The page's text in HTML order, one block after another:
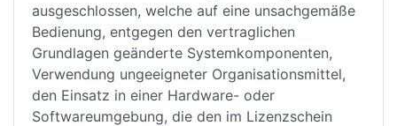
ausgeschlossen, welche auf eine unsachgemäße
Bedienung, entgegen den vertraglichen
Grundlagen geänderte Systemkomponenten,
Verwendung ungeeigneter Organisationsmittel,
den Einsatz in einer Hardware- oder
Softwareumgebung, die den im Lizenzschein